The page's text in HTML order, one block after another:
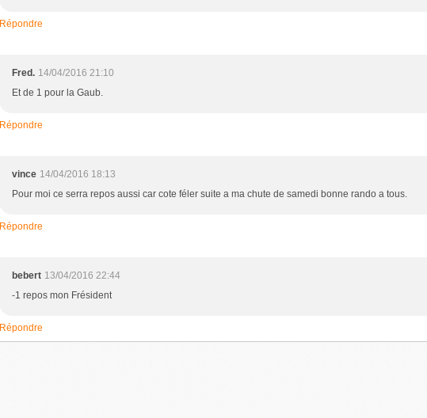
Répondre
Fred. 14/04/2016 21:10
Et de 1 pour la Gaub.
Répondre
vince 14/04/2016 18:13
Pour moi ce serra repos aussi car cote féler suite a ma chute de samedi bonne rando a tous.
Répondre
bebert 13/04/2016 22:44
-1 repos mon Frésident
Répondre